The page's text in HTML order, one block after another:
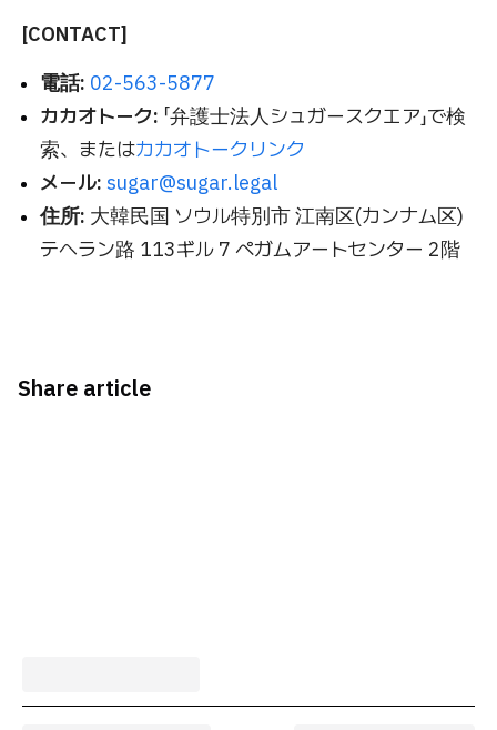
[CONTACT]
電話: 02-563-5877
カカオトーク: 「弁護士法人シュガースクエア」で検
索、またはカカオトークリンク
メール: sugar@sugar.legal
住所: 大韓民国 ソウル特別市 江南区(カンナム区)
テヘラン路 113ギル 7 ペガムアートセンター 2階
Share article